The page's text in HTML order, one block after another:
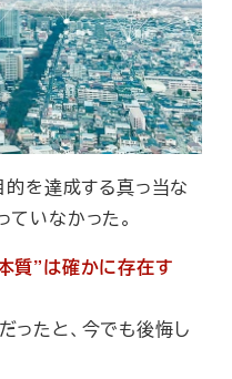
的を達成する真っ当な
いなかった。
質”は確かに存在す
ったと、今でも後悔し